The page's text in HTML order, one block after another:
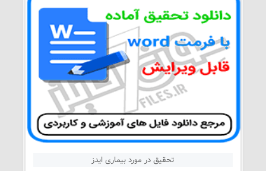
تحقیق در مورد بیماری ایدز